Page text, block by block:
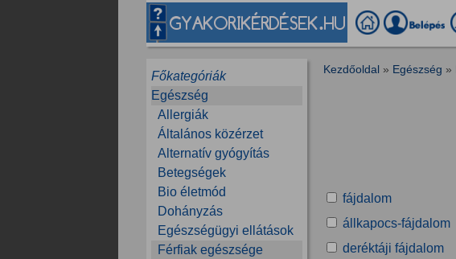
Főkategóriák
Egészség
Allergiák
Általános közérzet
Alternatív gyógyítás
Betegségek
Bio életmód
Dohányzás
Egészségügyi ellátások
Férfiak egészsége
Kezdőoldal » Egészség »
fájdalom
állkapocs-fájdalom
deréktáji fájdalom